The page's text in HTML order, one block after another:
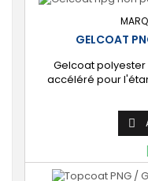
GELCOAT
Gelcoat
accéléré pour
[Finition] : Fournit
qualité
stratification
catalyseur PMEC
